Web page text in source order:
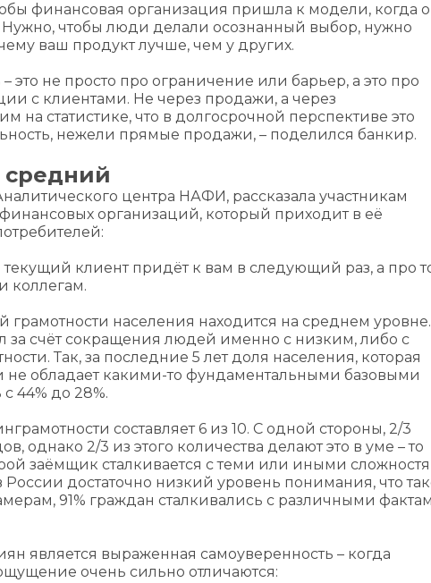
финансовая организация пришла к модели, когда
Нужно, чтобы люди делали осознанный выбор, нужно
ваш продукт лучше, чем у других.
это не просто про ограничение или барьер, а это про
с клиентами. Не через продажи, а через
на статистике, что в долгосрочной перспективе это
нежели прямые продажи, – поделился банкир.
средний
центра НАФИ, рассказала участникам
организаций, который приходит в её
текущий клиент придёт к вам в следующий раз, а про
коллегам.
населения находится на среднем уровне.
за счёт сокращения людей именно с низким, либо с
Так, за последние 5 лет доля населения, которая
обладает какими-то фундаментальными базовыми
44% до 28%.
составляет 6 из 10. С одной стороны, 2/3
однако 2/3 из этого количества делают это в уме – то
заёмщик сталкивается с теми или иными
достаточно низкий уровень понимания, что
91% граждан сталкивались с различными
является выраженная самоуверенность – когда
очень сильно отличаются: